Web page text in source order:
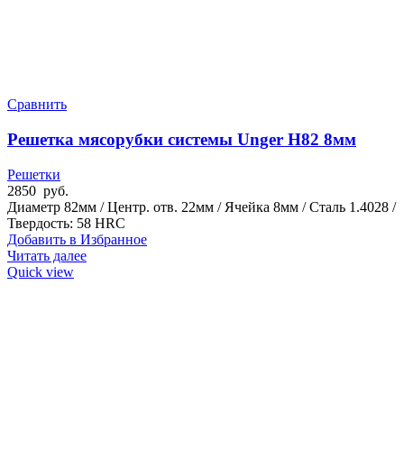
Сравнить
Решетка мясорубки системы Unger H82 8мм
Решетки
2850 руб.
Диаметр 82мм / Центр. отв. 22мм / Ячейка 8мм / Сталь 1.4028 /
Твердость: 58 HRC
Добавить в Избранное
Читать далее
Quick view